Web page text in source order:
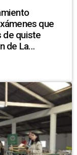
que
de quiste
de La